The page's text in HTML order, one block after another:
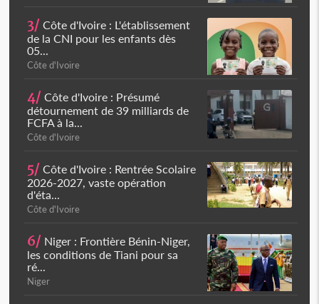
3/ Côte d'Ivoire : L'établissement
de la CNI pour les enfants dès
05...
Côte d'Ivoire
4/ Côte d'Ivoire : Présumé
détournement de 39 milliards de
FCFA à la...
Côte d'Ivoire
5/ Côte d'Ivoire : Rentrée Scolaire
2026-2027, vaste opération
d'éta...
Côte d'Ivoire
6/ Niger : Frontière Bénin-Niger,
les conditions de Tiani pour sa
ré...
Niger